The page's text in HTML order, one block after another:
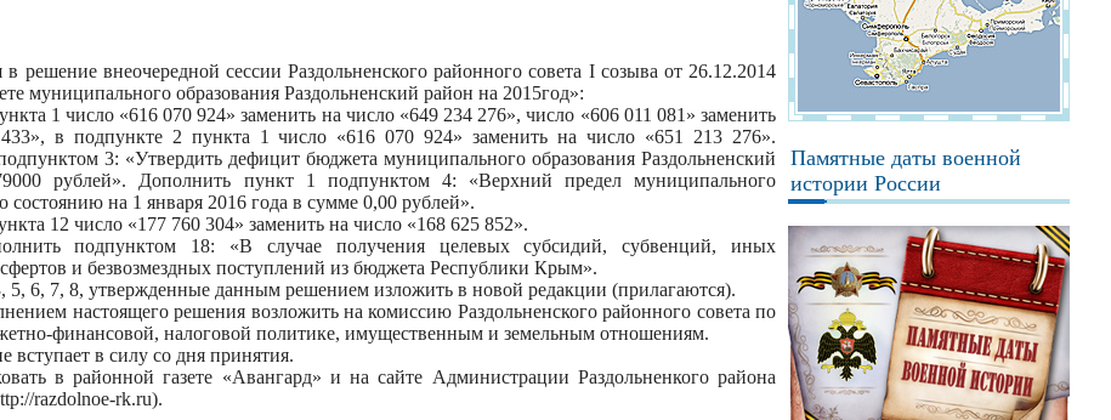
решение внеочередной сессии Раздольненского районного совета І созыва от 26.12.2014
муниципального образования Раздольненский район на 2015год»:
1 число «616 070 924» заменить на число «649 234 276», число «606 011 081» заменить
в подпункте 2 пункта 1 число «616 070 924» заменить на число «651 213 276».
3: «Утвердить дефицит бюджета муниципального образования Раздольненский
рублей». Дополнить пункт 1 подпунктом 4: «Верхний предел муниципального
состоянию на 1 января 2016 года в сумме 0,00 рублей».
12 число «177 760 304» заменить на число «168 625 852».
подпунктом 18: «В случае получения целевых субсидий, субвенций, иных
и безвозмездных поступлений из бюджета Республики Крым».
5, 6, 7, 8, утвержденные данным решением изложить в новой редакции (прилагаются).
настоящего решения возложить на комиссию Раздольненского районного совета по
финансовой, налоговой политике, имущественным и земельным отношениям.
вступает в силу со дня принятия.
в районной газете «Авангард» и на сайте Администрации Раздольненкого района
razdolnoe-rk.ru).
Памятные даты военной
истории России